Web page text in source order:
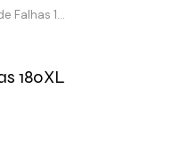
Localizador Visual de Falhas 180XL
180XL